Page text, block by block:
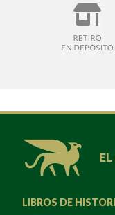
LIBROS DE